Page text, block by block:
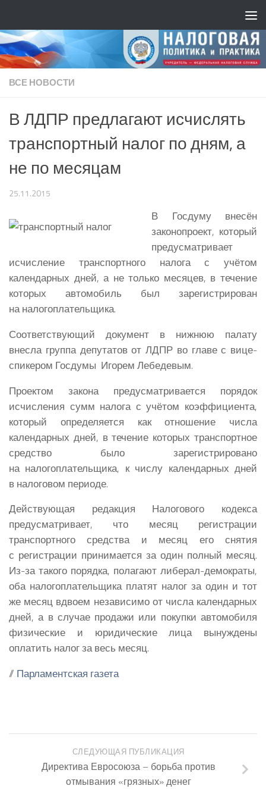
ВСЕ НОВОСТИ
В ЛДПР предлагают исчислять
транспортный налог по дням, а
не по месяцам
25.11.2015
В Госдуму внесён
законопроект, который
предусматривает
исчисление транспортного налога с учётом
календарных дней, а не только месяцев, в течение
которых автомобиль был зарегистрирован
на налогоплательщика.
Соответствующий документ в нижнюю палату
внесла группа депутатов от ЛДПР во главе с вице-
спикером Госдумы Игорем Лебедевым.
Проектом закона предусматривается порядок
исчисления сумм налога с учётом коэффициента,
который определяется как отношение числа
календарных дней, в течение которых транспортное
средство было зарегистрировано
на налогоплательщика, к числу календарных дней
в налоговом периоде.
Действующая редакция Налогового кодекса
предусматривает, что месяц регистрации
транспортного средства и месяц его снятия
с регистрации принимается за один полный месяц.
Из-за такого порядка, полагают либерал-демократы,
оба налогоплательщика платят налог за один и тот
же месяц вдвоем независимо от числа календарных
дней, а в случае продажи или покупки автомобиля
физические и юридические лица вынуждены
оплатить налог за весь месяц.
// Парламентская газета
СЛЕДУЮЩАЯ ПУБЛИКАЦИЯ
Директива Евросоюза – борьба против
отмывания «грязных» денег